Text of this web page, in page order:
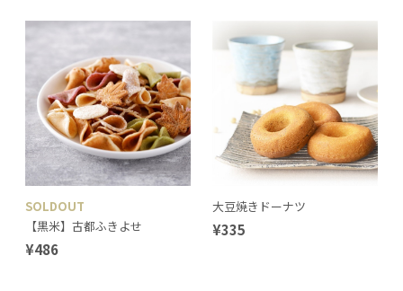
SOLDOUT
【黒米】古都ふきよせ
¥486
大豆焼きドーナツ
¥335